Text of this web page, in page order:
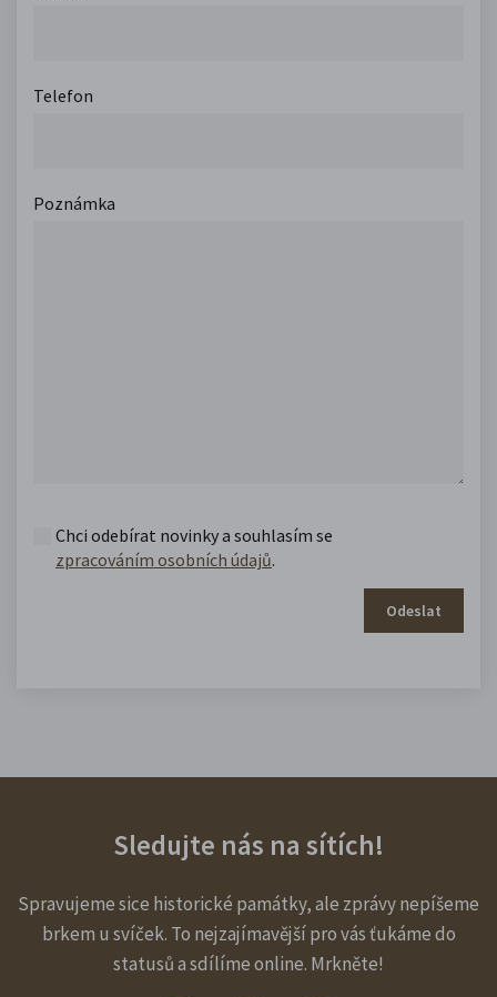
Telefon
Poznámka
Chci odebírat novinky a souhlasím se
zpracováním osobních údajů.
Odeslat
Sledujte nás na sítích!
Spravujeme sice historické památky, ale zprávy nepíšeme
brkem u svíček. To nejzajímavější pro vás ťukáme do
statusů a sdílíme online. Mrkněte!